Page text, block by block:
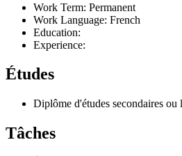
Work Term: Permanent
Work Language: French
Education:
Experience:
Études
Diplôme d'études secondaires ou
Tâches